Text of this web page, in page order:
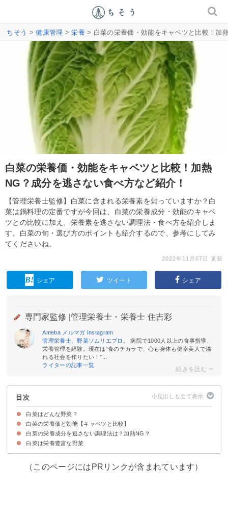
ちそう >健康管理 >栄養 > 白菜の栄養価・効能をキャベツと比較！加
白菜の栄養価・効能をキャベツと比較！加熱
NG？成分を逃さない食べ方など紹介！
【管理栄養士監修】白菜に含まれる栄養素を知っていますか？白
菜は鍋料理の定番ですが今回は、白菜の栄養成分・効能のキャベ
ツとの比較に加え、栄養素を逃さない調理法・食べ方を紹介しま
す。白菜の旬・選び方のポイントも紹介するので、参考にしてみ
てくださいね。
2022年11月07日 更新
シェア ツイート シェア
専門家監修 | 管理栄養士・栄養士 住吉彩
Ameba メルマガ Instagram
管理栄養士、野菜ソムリエプロ
。 病院で1000人以上の食事指導、
栄養管理を経験。現在は”食のチカラで、心も身体も健幸美人で溢
れる社会を作りたい！”...
ライターの記事一覧
目次
白菜はどんな野菜？
白菜の旬
新鮮な白菜の選び方
白菜の栄養価と効能【キャベツと比較】
①カリウム
②カルシウム
③食物繊維
④ビタミンC
⑤葉酸
白菜の栄養成分を逃さない調理法は？加熱NG？
①汁物で食べる
②芯・中心から食べる
③白菜を生で食べる
白菜は栄養豊富な野菜
（このページにはPRリンクが含まれています）